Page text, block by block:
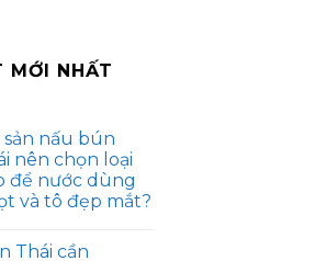
MỚI NHẤT
sản nấu bún
nên chọn loại
để nước dùng
và tô đẹp mắt?
Thái cần